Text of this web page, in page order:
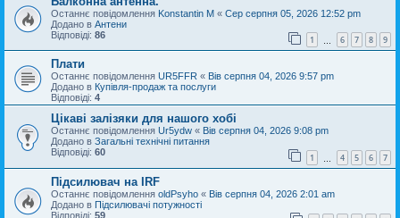
Останнє повідомлення Konstantin M « Сер серпня 05, 2026 12:52 pm
Додано в Антени
Відповіді: 86 1 6 7 8 9
Плати
Останнє повідомлення UR5FFR « Вів серпня 04, 2026 9:57 pm
Додано в Купівля-продаж та послуги
Відповіді: 4
Цікаві залізяки для нашого хобі
Останнє повідомлення Ur5ydw « Вів серпня 04, 2026 9:08 pm
Додано в Загальні технічні питання
Відповіді: 60 1 4 5 6 7
Підсилювач на IRF
Останнє повідомлення oldPsyho « Вів серпня 04, 2026 2:01 am
Додано в Підсилювачі потужності
Відповіді: 59